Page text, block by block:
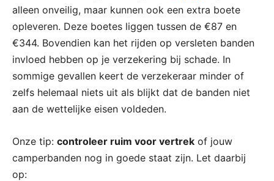
alleen onveilig, maar kunnen ook een extra boete
opleveren. Deze boetes liggen tussen de €87 en
€344. Bovendien kan het rijden op versleten banden
invloed hebben op je verzekering bij schade. In
sommige gevallen keert de verzekeraar minder of
zelfs helemaal niets uit als blijkt dat de banden niet
aan de wettelijke eisen voldeden.
Onze tip: controleer ruim voor vertrek of jouw
camperbanden nog in goede staat zijn. Let daarbij
op: